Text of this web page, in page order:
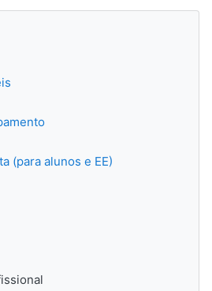
(para alunos e EE)